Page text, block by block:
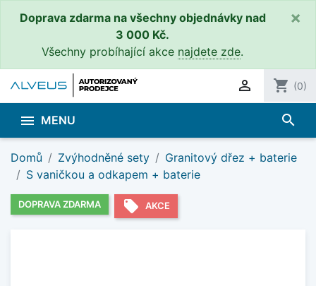
Doprava zdarma na všechny objednávky nad
3 000 Kč.
Všechny probíhající akce najdete zde.
×
 shopping_cart (0)
 MENU search
Domů Zvýhodněné sety
Granitový dřez + baterie
S vaničkou a odkapem + baterie
DOPRAVA ZDARMA local_offer AKCE